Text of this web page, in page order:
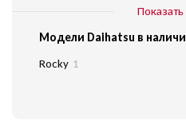
Показать
Модели Daihatsu в
Rocky 1